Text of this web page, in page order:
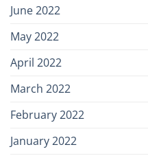
June 2022
May 2022
April 2022
March 2022
February 2022
January 2022